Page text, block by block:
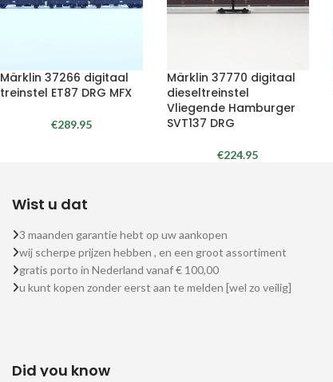
Märklin 37266 digitaal
treinstel ET87 DRG MFX
€289.95
Märklin 37770 digitaal
dieseltreinstel
Vliegende Hamburger
SVT137 DRG
€224.95
Wist u dat
3 maanden garantie hebt op uw aankopen
wij scherpe prijzen hebben , en een groot assortiment
gratis porto in Nederland vanaf € 100,00
u kunt kopen zonder eerst aan te melden [wel zo veilig]
Did you know